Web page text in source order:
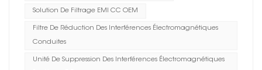
Solution De Filtrage EMI CC OEM
Filtre De Réduction Des Interférences Électromagnétiques
Conduites
Unité De Suppression Des Interférences Électromagnétiques